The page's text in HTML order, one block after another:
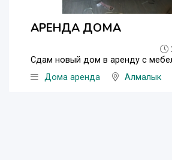
АРЕНДА ДОМА
Сдам новый дом в аренду с
Дома аренда
Алмалык